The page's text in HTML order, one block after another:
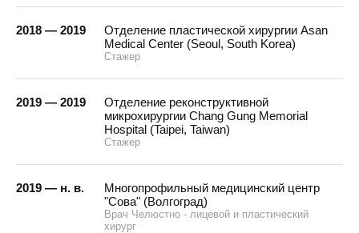
2018 — 2019
Отделение пластической хирургии Asan
Medical Center (Seoul, South Korea)
Стажер
2019 — 2019
Отделение реконструктивной
микрохирургии Chang Gung Memorial
Hospital (Taipei, Taiwan)
Стажер
2019 — н. в.
Многопрофильный медицинский центр
"Сова" (Волгоград)
Врач Челюстно - лицевой и пластический
хирург